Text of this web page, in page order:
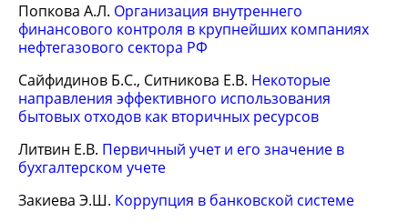
Попкова А.Л. Организация внутреннего
финансового контроля в крупнейших компаниях
нефтегазового сектора РФ
Сайфидинов Б.С., Ситникова Е.В. Некоторые
направления эффективного использования
бытовых отходов как вторичных ресурсов
Литвин Е.В. Первичный учет и его значение в
бухгалтерском учете
Закиева Э.Ш. Коррупция в банковской системе